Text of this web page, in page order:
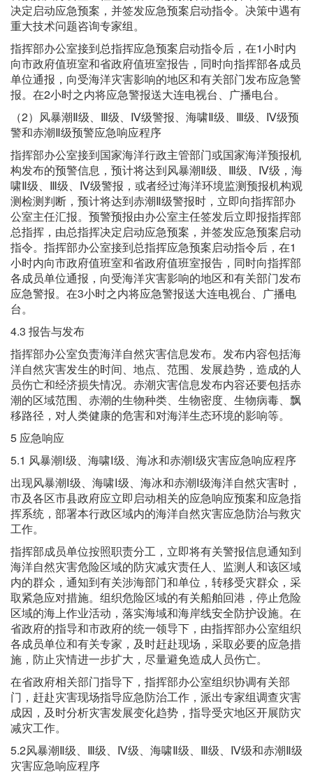
决定启动应急预案，并签发应急预案启动指令。决策中遇有
重大技术问题咨询专家组。
指挥部办公室接到总指挥应急预案启动指令后，在1小时内
向市政府值班室和省政府值班室报告，同时向指挥部各成员
单位通报，向受海洋灾害影响的地区和有关部门发布应急警
报。在2小时之内将应急警报送大连电视台、广播电台。
（2）风暴潮Ⅱ级、Ⅲ级、Ⅳ级警报、海啸Ⅱ级、Ⅲ级、Ⅳ级预
警和赤潮Ⅱ级预警应急响应程序
指挥部办公室接到国家海洋行政主管部门或国家海洋预报机
构发布的预警信息，预计将达到风暴潮Ⅱ级、Ⅲ级、Ⅳ级，海
啸Ⅱ级、Ⅲ级、Ⅳ级警报，或者经过海洋环境监测预报机构观
测检测判断，预计将达到赤潮Ⅱ级警报时，立即向指挥部办
公室主任汇报。预警预报由办公室主任签发后立即报指挥部
总指挥，由总指挥决定启动应急预案，并签发应急预案启动
指令。指挥部办公室接到总指挥应急预案启动指令后，在1
小时内向市政府值班室和省政府值班室报告，同时向指挥部
各成员单位通报，向受海洋灾害影响的地区和有关部门发布
应急警报。在3小时之内将应急警报送大连电视台、广播电
台。
4.3 报告与发布
指挥部办公室负责海洋自然灾害信息发布。发布内容包括海
洋自然灾害发生的时间、地点、范围、发展趋势，造成的人
员伤亡和经济损失情况。赤潮灾害信息发布内容还要包括赤
潮的区域范围、赤潮的生物种类、生物密度、生物病毒、飘
移路径，对人类健康的危害和对海洋生态环境的影响等。
5 应急响应
5.1 风暴潮Ⅰ级、海啸Ⅰ级、海冰和赤潮Ⅰ级灾害应急响应程序
出现风暴潮Ⅰ级、海啸Ⅰ级、海冰和赤潮Ⅰ级海洋自然灾害时，
市及各区市县政府应立即启动相关的应急响应预案和应急指
挥系统，部署本行政区域内的海洋自然灾害应急防治与救灾
工作。
指挥部成员单位按照职责分工，立即将有关警报信息通知到
海洋自然灾害危险区域的防灾减灾责任人、监测人和该区域
内的群众，通知到有关涉海部门和单位，转移受灾群众，采
取紧急应对措施。组织危险区域的有关船舶回港，停止危险
区域的海上作业活动，落实海域和海岸线安全防护设施。在
省政府的指导和市政府的统一领导下，由指挥部办公室组织
各成员单位和有关专家，及时赶赴现场，采取必要的应急措
施，防止灾情进一步扩大，尽量避免造成人员伤亡。
在省政府相关部门指导下，指挥部办公室组织协调有关部
门，赶赴灾害现场指导应急防治工作，派出专家组调查灾害
成因，及时分析灾害发展变化趋势，指导受灾地区开展防灾
减灾工作。
5.2风暴潮Ⅱ级、Ⅲ级、Ⅳ级、海啸Ⅱ级、Ⅲ级、Ⅳ级和赤潮Ⅱ级
灾害应急响应程序